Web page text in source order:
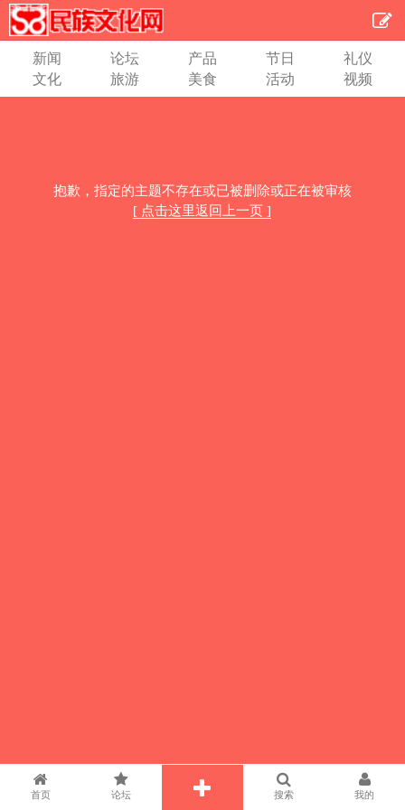
新闻 论坛 产品 节日
礼仪
文化
旅游 美食 活动 视频
抱歉，指定的主题不存在或已被删除或正在被审核
[ 点击这里返回上一页 ]
首页 论坛 搜索 我的